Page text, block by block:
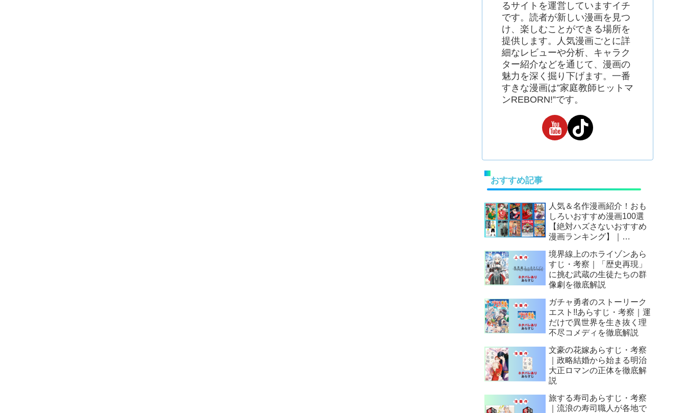
るサイトを運営していますイチ
です。読者が新しい漫画を見つ
け、楽しむことができる場所を
提供します。人気漫画ごとに詳
細なレビューや分析、キャラク
ター紹介などを通じて、漫画の
魅力を深く掘り下げます。一番
すきな漫画は”家庭教師ヒットマ
ンREBORN!”です。
おすすめ記事
人気＆名作漫画紹介！おも
しろいおすすめ漫画100選
【絶対ハズさないおすすめ
漫画ランキング】｜
境界線上のホライゾンあら
すじ・考察｜「歴史再現」
に挑む武蔵の生徒たちの群
像劇を徹底解説
ガチャ勇者のストーリーク
エスト!!あらすじ・考察｜運
だけで異世界を生き抜く理
不尽コメディを徹底解説
文豪の花嫁あらすじ・考察
｜政略結婚から始まる明治
大正ロマンの正体を徹底解
説
旅する寿司あらすじ・考察
｜流浪の寿司職人が各地で